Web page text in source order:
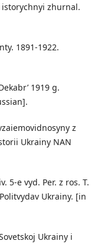
istorychnyi zhurnal.
1891-1922.
1919 g.
z
Ukrainy NAN
5-e vyd. Per. z ros. T.
Ukrainy. [in
Ukrainy i